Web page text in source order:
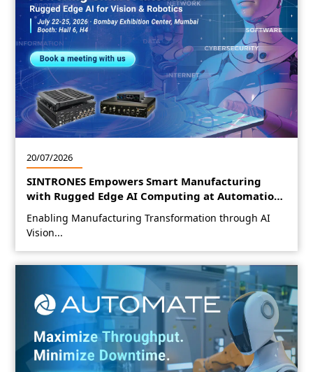
20/07/2026
SINTRONES Empowers Smart Manufacturing
with Rugged Edge AI Computing at Automation
Expo 2026
Enabling Manufacturing Transformation through AI
Vision...